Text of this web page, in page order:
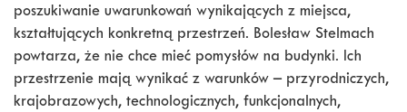
poszukiwanie uwarunkowań wynikających z miejsca,
kształtujących konkretną przestrzeń. Bolesław Stelmach
powtarza, że nie chce mieć pomysłów na budynki. Ich
przestrzenie mają wynikać z warunków – przyrodniczych,
krajobrazowych, technologicznych, funkcjonalnych,